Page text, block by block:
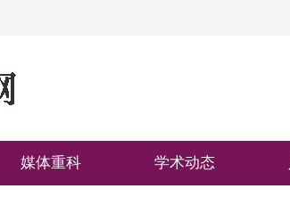
媒体重科 学术动态